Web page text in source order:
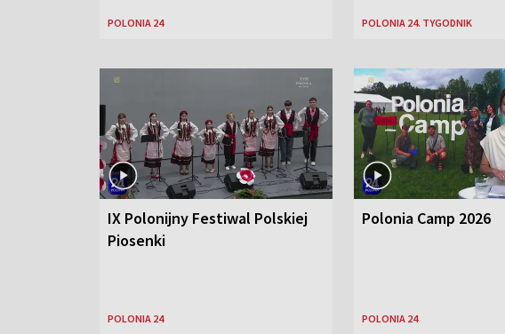
POLONIA 24 POLONIA 24. TYGODNIK
IX Polonijny Festiwal Polskiej
Piosenki
POLONIA 24
Polonia Camp 2026
POLONIA 24